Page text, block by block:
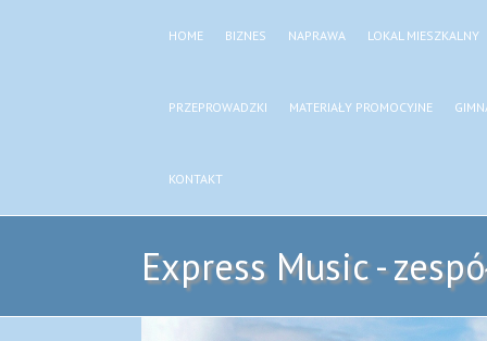
HOME BIZNES NAPRAWA LOKAL MIESZKALNY
PRZEPROWADZKI MATERIAŁY PROMOCYJNE
KONTAKT
Express Music -